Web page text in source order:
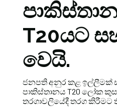
T20යට
වෙයි.
ජනපති අනුර කළ ඉල්ලීමක්
පාකිස්තානය T20 ලෝක
තරගාවලියේදී තරග